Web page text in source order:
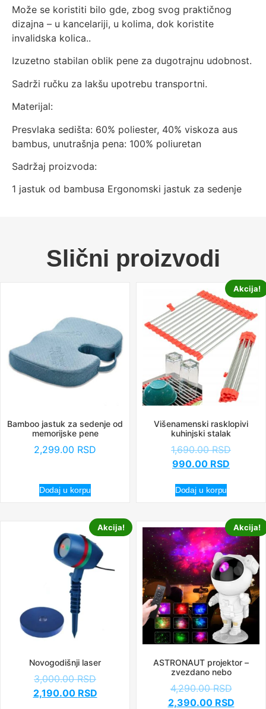
Može se koristiti bilo gde, zbog svog praktičnog
dizajna – u kancelariji, u kolima, dok koristite
invalidska kolica..
Izuzetno stabilan oblik pene za dugotrajnu udobnost.
Sadrži ručku za lakšu upotrebu transportni.
Materijal:
Presvlaka sedišta: 60% poliester, 40% viskoza aus
bambus, unutrašnja pena: 100% poliuretan
Sadržaj proizvoda:
1 jastuk od bambusa Ergonomski jastuk za sedenje
Slični proizvodi
Bamboo jastuk za sedenje od
memorijske pene
2,299.00 RSD
Dodaj u korpu
Akcija!
Višenamenski rasklopivi
kuhinjski stalak
1,690.00RSD
990.00 RSD
Dodaj u korpu
Akcija!
Novogodišnji laser
3,000.00RSD
2,190.00 RSD
Akcija!
ASTRONAUT projektor –
zvezdano nebo
4,290.00RSD
2,390.00 RSD